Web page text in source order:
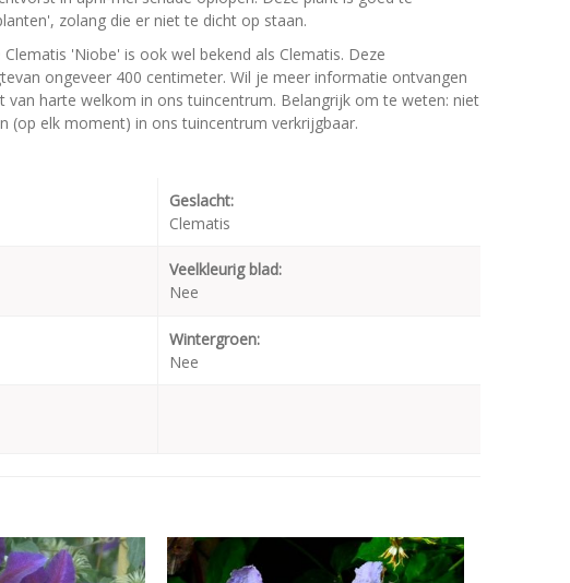
zolang die er niet te dicht op staan.
'Niobe' is ook wel bekend als Clematis. Deze
ongeveer 400 centimeter. Wil je meer informatie ontvangen
van harte welkom in ons tuincentrum. Belangrijk om te weten: niet
(op elk moment) in ons tuincentrum verkrijgbaar.
Geslacht:
Clematis
Veelkleurig blad:
Nee
Wintergroen:
Nee